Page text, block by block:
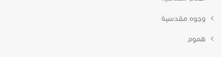
وجوه مقدسية
هموم